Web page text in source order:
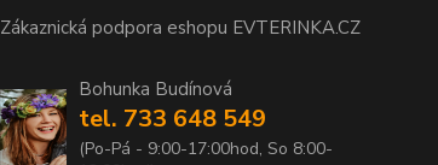
Zákaznická podpora eshopu EVTERINKA.CZ
Bohunka Budínová
tel. 733 648 549
(Po-Pá - 9:00-17:00hod, So 8:00-